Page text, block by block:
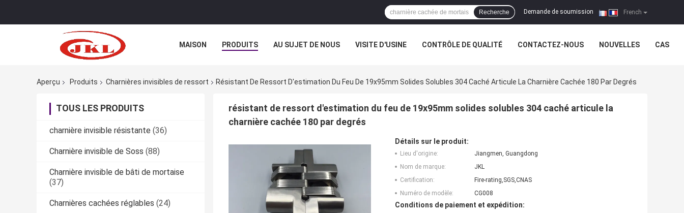
French
Demande de soumission |
Recherche
MAISON PRODUITS AU SUJET DE NOUS VISITE D'USINE CONTRÔLE DE QUALITÉ CONTACTEZ-NOUS NOUVELLES CAS
Aperçu Produits Charnières invisibles de ressort Résistant De Ressort D'estimation Du Feu De 19x95mm Solides Solubles 304 Caché Articule La Charnière Cachée 180 Par Degrés
TOUS LES PRODUITS
charnière invisible résistante (36)
Charnière invisible de Soss (88)
Charnière invisible de bâti de mortaise
(37)
Charnières cachées réglables (24)
résistant de ressort d'estimation du feu de 19x95mm solides solubles 304 caché articule la
charnière cachée 180 par degrés
Détails sur le produit:
Lieu d'origine:
Jiangmen, Guangdong
Nom de marque:
JKL
Certification:
Fire-rating,SGS,CNAS
Numéro de modèle:
CG008
Conditions de paiement et expédition: